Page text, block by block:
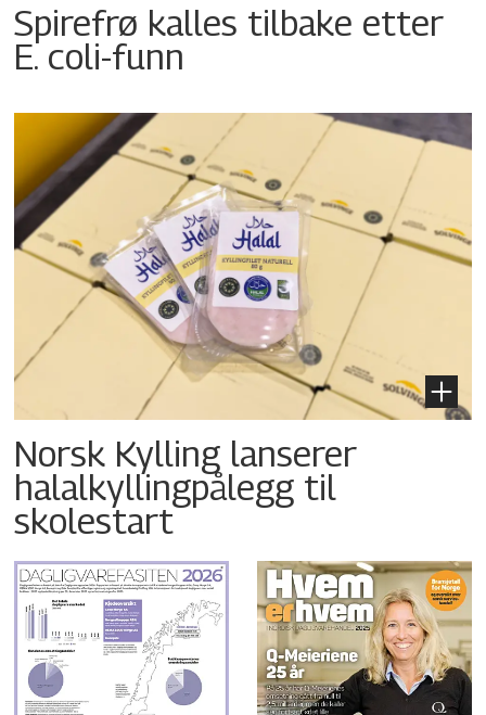
Spirefrø kalles tilbake etter
E. coli-funn
Norsk Kylling lanserer
halalkyllingpålegg til
skolestart